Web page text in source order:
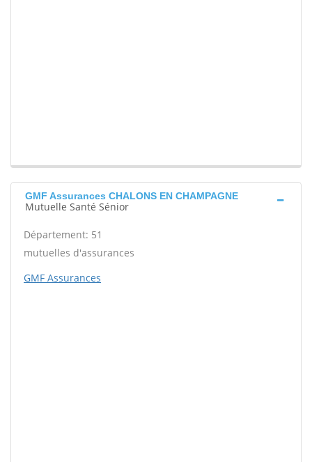
GMF Assurances CHALONS EN CHAMPAGNE
Mutuelle Santé Sénior
Département: 51
mutuelles d'assurances
GMF Assurances